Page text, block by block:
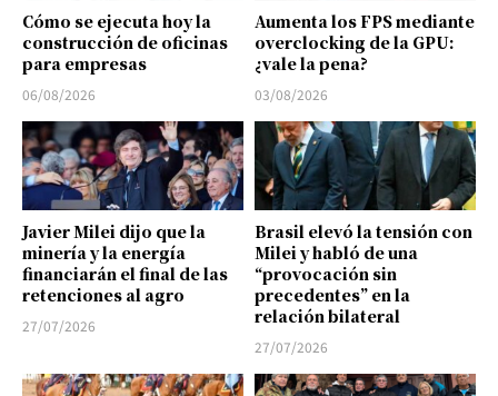
Cómo se ejecuta hoy la
construcción de oficinas
para empresas
06/08/2026
Aumenta los FPS mediante
overclocking de la GPU:
¿vale la pena?
03/08/2026
Javier Milei dijo que la
minería y la energía
financiarán el final de las
retenciones al agro
27/07/2026
Brasil elevó la tensión con
Milei y habló de una
“provocación sin
precedentes” en la
relación bilateral
27/07/2026